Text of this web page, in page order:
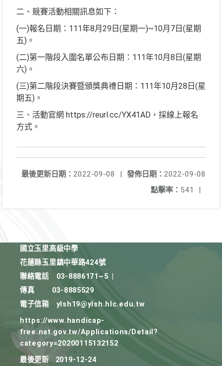
二、競賽活動相關訊息如下：
(一)報名日期：111年8月29日(星期一)~10月7日(星期
五)。
(二)第一階段入圍名單公布日期：111年10月8日(星期
六)。
(三)第二階段決賽暨頒獎典禮日期：111年10月28日(星
期五)。
三、活動官網 https://reurl.cc/YX41AD，採線上報名
方式。
發佈日期： 2022-09-08
最後更新日期： 2022-09-08
|
點擊率： 541 |
國立玉里高級中學
花蓮縣玉里鎮中華路424號
聯絡電話
03-8886171~5
傳真
03-8885529
電子信箱
ylsh19@ylsh.hlc.edu.tw
https://www.handicap-
free.nat.gov.tw/Applications/Detail?
category=20200115132152
最後更新
2019-12-24